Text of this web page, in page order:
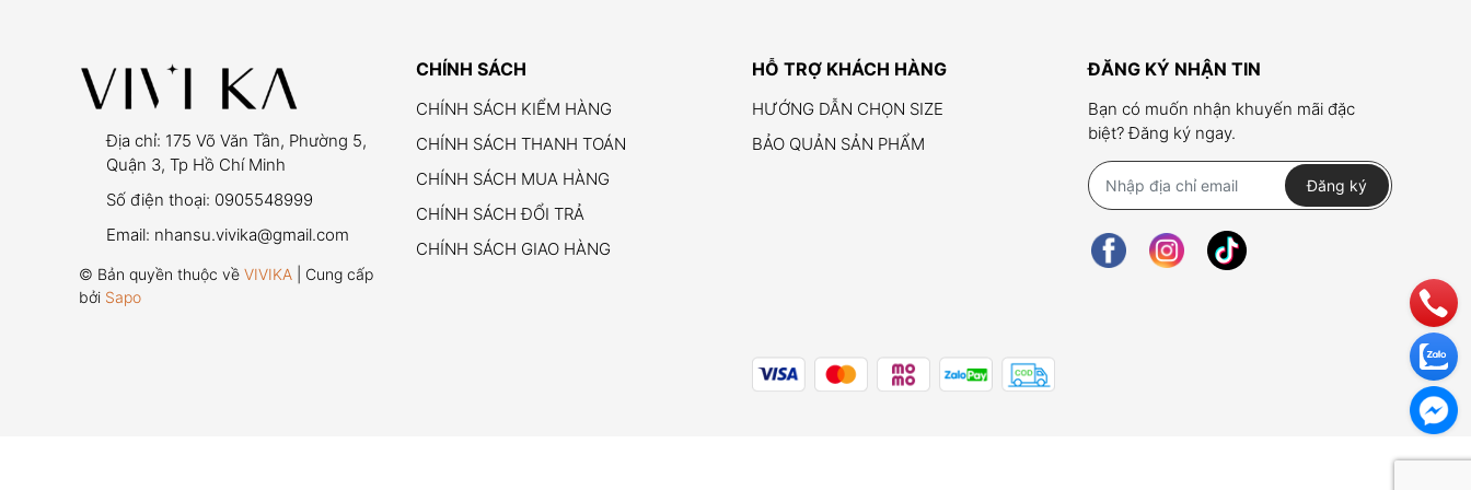
Địa chỉ: 175 Võ Văn Tần, Phường 5,
Quận 3, Tp Hồ Chí Minh
Số điện thoại: 0905548999
Email: nhansu.vivika@gmail.com
© Bản quyền thuộc về VIVIKA | Cung cấp
bởi Sapo
CHÍNH SÁCH
CHÍNH SÁCH KIỂM HÀNG
CHÍNH SÁCH THANH TOÁN
CHÍNH SÁCH MUA HÀNG
CHÍNH SÁCH ĐỔI TRẢ
CHÍNH SÁCH GIAO HÀNG
HỖ TRỢ KHÁCH HÀNG
HƯỚNG DẪN CHỌN SIZE
BẢO QUẢN SẢN PHẨM
ĐĂNG KÝ NHẬN TIN
Bạn có muốn nhận khuyến mãi đặc
biệt? Đăng ký ngay.
Đăng ký